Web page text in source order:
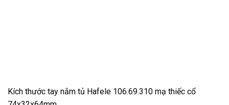
Kích thước tay nắm tủ Hafele 106.69.310 mạ thiếc cổ